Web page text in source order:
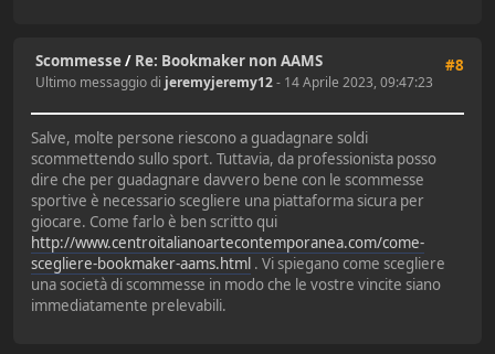
#8
Scommesse/ Re: Bookmaker non AAMS
Ultimo messaggio di jeremyjeremy12- 14 Aprile 2023, 09:47:23
Salve, molte persone riescono a guadagnare soldi
scommettendo sullo sport. Tuttavia, da professionista posso
dire che per guadagnare davvero bene con le scommesse
sportive è necessario scegliere una piattaforma sicura per
giocare. Come farlo è ben scritto qui
http://www.centroitalianoartecontemporanea.com/come-
scegliere-bookmaker-aams.html . Vi spiegano come scegliere
una società di scommesse in modo che le vostre vincite siano
immediatamente prelevabili.